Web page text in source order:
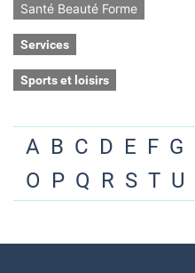
Santé Beauté Forme
Services
Sports et loisirs
A B C D E F G
O P Q R S T U